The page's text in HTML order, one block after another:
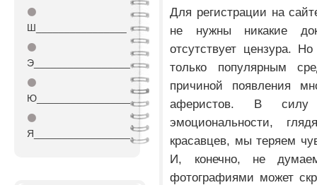
⚫
Ш________________
⚫
Э_________________
⚫
Ю_________________
⚫
Я_________________
Для регистрации на
не нужны никакие
отсутствует цензура.
только популярным
причиной появления
аферистов. В силу
эмоциональности,
красавцев, мы теряем
И, конечно, не
фотографиями может